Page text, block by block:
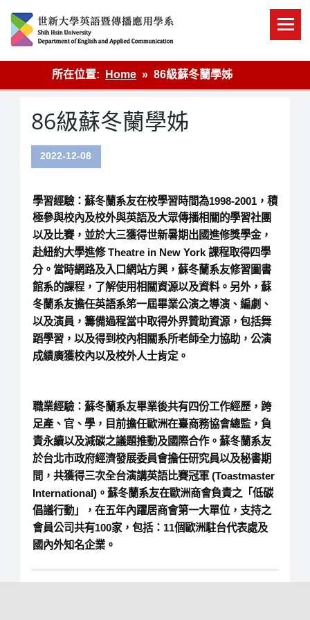
content
英語傳播
所在位置:
Home 86級蘇冬蘭學姊
86級蘇冬蘭學姊
2022-12-08
學習經驗：蘇冬蘭系友在校學習時間為1998-2001，積
極參與校內及校外與英語及大眾傳播相關的學習社團
以及比賽，並於大三獲得世新暑期出國進修獎學金，
赴紐約大學進修 Theatre in New York 課程取得四學
分。當時網路及入口網站方興，蘇冬蘭系友修習圖書
館系的課程，了解使用相關資源以及資料。另外，蘇
冬蘭系友擔任英語系笫一屆畢業公演之導演、編劇、
以及演員，籌備過程當中取得外界贊助資源，包括舞
蹈學習，以及得到校內相關系所老師全力協助，公演
成績廣獲校內以及校外人士肯定。
職業經驗：蘇冬蘭系友畢業後共有四份工作經歷，跨
足產、官、學，目前擔任歐洲在臺商務協會總監，負
責永續以及減碳之議題推動及國際合作。蘇冬蘭系友
於台北市政府經濟發展委員會擔任研究員以及秘書期
間，共獲得三次全台演講英語比賽冠軍 (Toastmaster
International)。蘇冬蘭系友在歐洲商會負責之「低碳
倡議行動」，在五年內躍居商會第一大單位，支持之
會員公司共有100家，包括：11個歐洲駐台代表處及
國內外知名企業。